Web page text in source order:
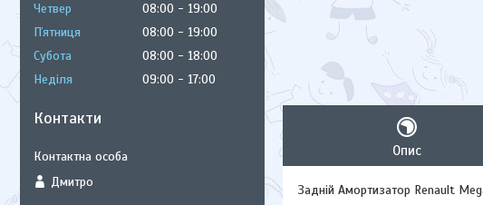
Опис
Задній Амортизатор Renault
Четвер
08:00
19:00
Пʼятниця
08:00
19:00
Субота
08:00
18:00
Неділя
09:00 17:00
Контакти
Дмитро